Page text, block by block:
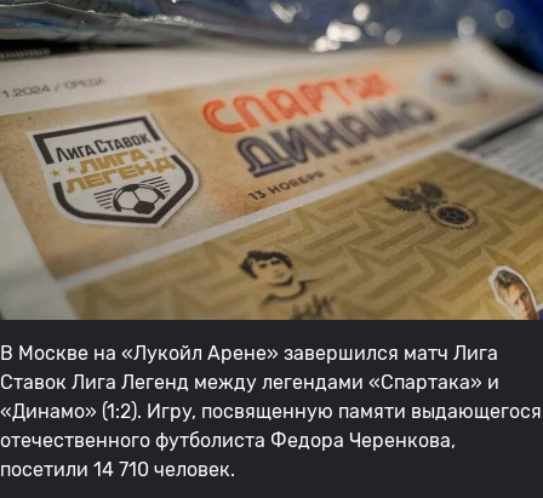
В Москве на «Лукойл Арене» завершился матч Лига
Ставок Лига Легенд между легендами «Спартака» и
«Динамо» (1:2). Игру, посвященную памяти выдающегося
отечественного футболиста Федора Черенкова,
посетили 14 710 человек.